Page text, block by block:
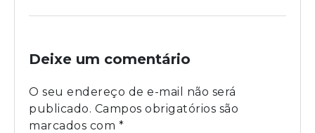
Deixe um comentário
O seu endereço de e-mail não será
publicado. Campos obrigatórios são
marcados com *